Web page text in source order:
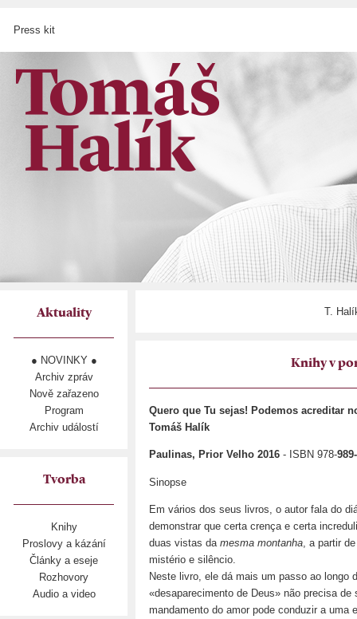
Press kit
Aktuality
● NOVINKY ●
Archiv zpráv
Nově zařazeno
Program
Archiv událostí
Tvorba
Knihy
Proslovy a kázání
Články a eseje
Rozhovory
Audio a video
T.
Knihy v
Quero que Tu sejas! Podemos acreditar
Tomáš Halík
Paulinas, Prior Velho 2016 - ISBN 978-
Sinopse
Em vários dos seus livros, o autor fala do
demonstrar que certa crença e certa
duas vistas da mesma montanha , a partir
mistério e silêncio.
Neste livro, ele dá mais um passo ao longo
«desaparecimento de Deus» não precisa
mandamento do amor pode conduzir a